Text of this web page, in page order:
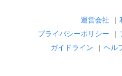
運営会社 |
プライバシーポリシー
|
ガイドライン
| ヘル